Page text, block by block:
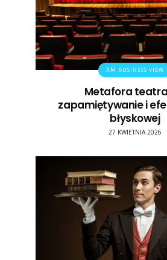
AM BUSINESS VIEW
Metafora
zapamiętywanie i
błyskowej
27 KWIETNIA 2026